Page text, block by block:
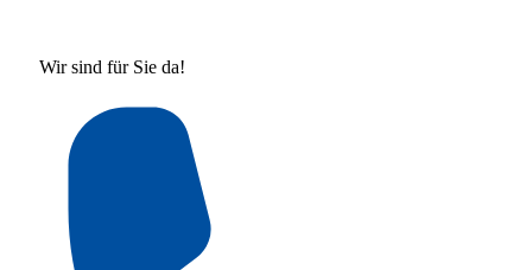
Wir sind für Sie da!